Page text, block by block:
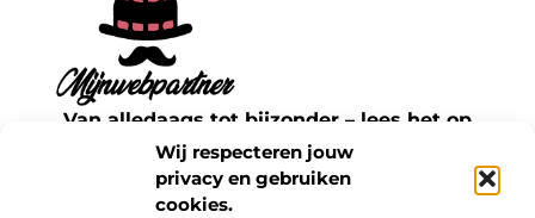
Wij respecteren jouw
privacy en gebruiken
cookies.
Van alledaags tot bijzonder – lees het op
mijnwebpartner.nl.
Ontdek inspirerende blogs en artikelen over
alles wat het dagelijks leven te bieden heeft.